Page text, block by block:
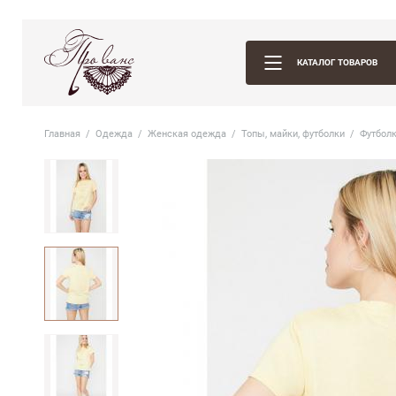
КАТАЛОГ ТОВАРОВ
Главная Одежда Женская одежда Топы, майки, футболки